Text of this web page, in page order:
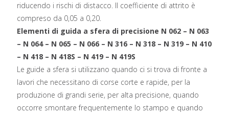
riducendo i rischi di distacco. Il coefficiente di attrito è
compreso da 0,05 a 0,20.
Elementi di guida a sfera di precisione N 062 – N 063
– N 064 – N 065 – N 066 – N 316 – N 318 – N 319 – N 410
– N 418 – N 418S – N 419 – N 419S
Le guide a sfera si utilizzano quando ci si trova di fronte a
lavori che necessitano di corse corte e rapide, per la
produzione di grandi serie, per alta precisione, quando
occorre smontare frequentemente lo stampo e quando